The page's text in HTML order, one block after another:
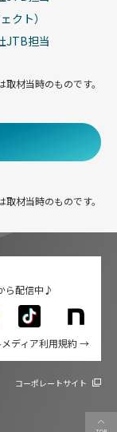
クト）
JTB担当
材当時のものです。
材当時のものです。
ら配信中♪
メディア利用規約 →
コーポレートサイト